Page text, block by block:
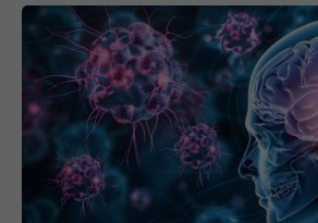
COVID, impact asupra creierului.